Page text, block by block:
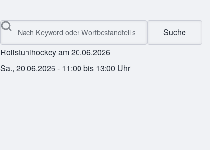
Suche
Rollstuhlhockey am 20.06.2026
Sa., 20.06.2026 - 11:00 bis 13:00 Uhr